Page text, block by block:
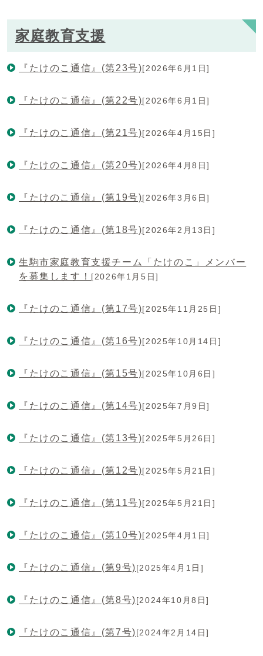
家庭教育支援
『たけのこ通信』(第23号)[2026年6月1日]
『たけのこ通信』(第22号)[2026年6月1日]
『たけのこ通信』(第21号)[2026年4月15日]
『たけのこ通信』(第20号)[2026年4月8日]
『たけのこ通信』(第19号)[2026年3月6日]
『たけのこ通信』(第18号)[2026年2月13日]
生駒市家庭教育支援チーム「たけのこ」メンバー
を募集します！ [2026年1月5日]
『たけのこ通信』(第17号)[2025年11月25日]
『たけのこ通信』(第16号)[2025年10月14日]
『たけのこ通信』(第15号)[2025年10月6日]
『たけのこ通信』(第14号)[2025年7月9日]
『たけのこ通信』(第13号)[2025年5月26日]
『たけのこ通信』(第12号)[2025年5月21日]
『たけのこ通信』(第11号)[2025年5月21日]
『たけのこ通信』(第10号)[2025年4月1日]
『たけのこ通信』(第9号)[2025年4月1日]
『たけのこ通信』(第8号)[2024年10月8日]
『たけのこ通信』(第7号)[2024年2月14日]